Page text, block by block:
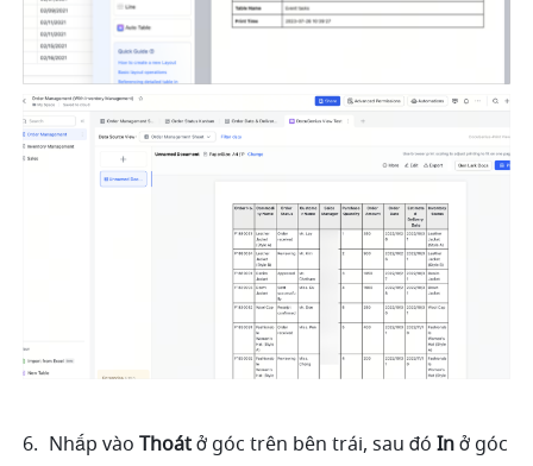
Nhấp vào Thoát ở góc trên bên trái, sau đó In ở góc